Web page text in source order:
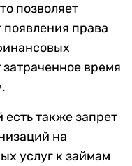
позволяет
появления права
время
также запрет
на
услуг к займам